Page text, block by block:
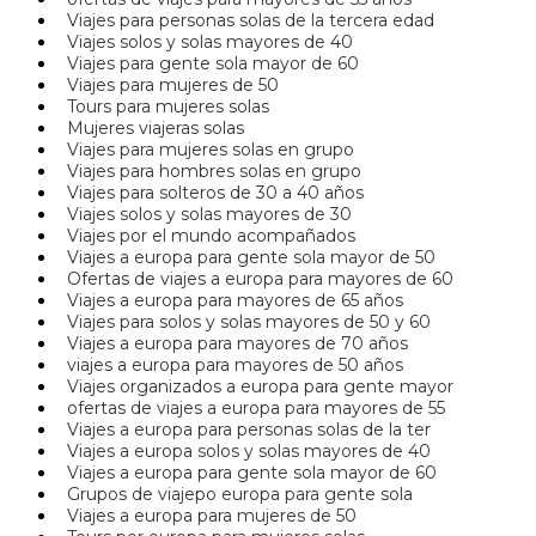
Viajes para personas solas de la tercera edad
Viajes solos y solas mayores de 40
Viajes para gente sola mayor de 60
Viajes para mujeres de 50
Tours para mujeres solas
Mujeres viajeras solas
Viajes para mujeres solas en grupo
Viajes para hombres solas en grupo
Viajes para solteros de 30 a 40 años
Viajes solos y solas mayores de 30
Viajes por el mundo acompañados
Viajes a europa para gente sola mayor de 50
Ofertas de viajes a europa para mayores de 60
Viajes a europa para mayores de 65 años
Viajes para solos y solas mayores de 50 y 60
Viajes a europa para mayores de 70 años
viajes a europa para mayores de 50 años
Viajes organizados a europa para gente mayor
ofertas de viajes a europa para mayores de 55
Viajes a europa para personas solas de la ter
Viajes a europa solos y solas mayores de 40
Viajes a europa para gente sola mayor de 60
Grupos de viajepo europa para gente sola
Viajes a europa para mujeres de 50